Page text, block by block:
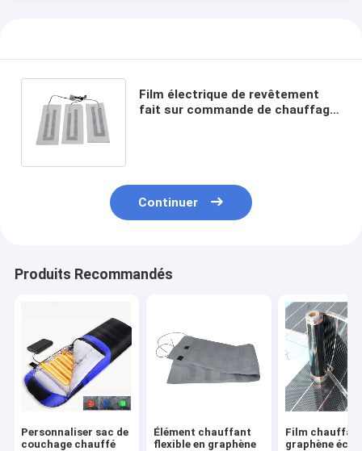
Film électrique de revêtement
fait sur commande de chauffage
Continuer
Produits Recommandés
Personnaliser sac de
couchage chauffé
Élément chauffant
flexible en graphène
Film
graphène